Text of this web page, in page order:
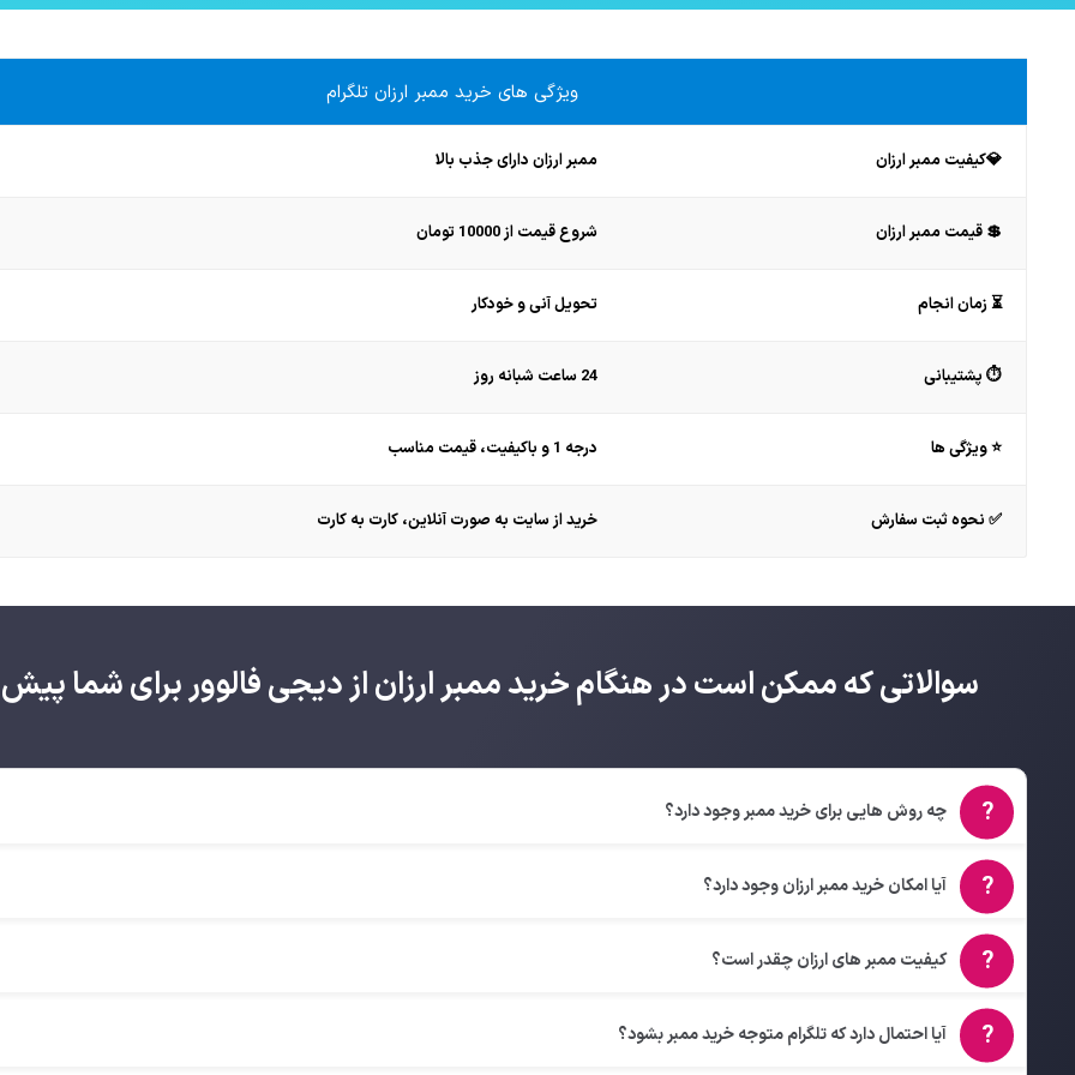
ویژگی های خرید ممبر ارزان تلگرام
💎کیفیت ممبر ارزان ممبر ارزان دارای جذب بالا
💲 قیمت ممبر ارزان شروع قیمت از 10000 تومان
⏳ زمان انجام تحویل آنی و خودکار
⏱ پشتیبانی 24 ساعت شبانه روز
⭐️ ویژگی ها درجه 1 و باکیفیت، قیمت مناسب
✅ نحوه ثبت سفارش خرید از سایت به صورت آنلاین، کارت به کارت
سوالاتی که ممکن است در هنگام خرید ممبر ارزان از دیجی فالوور برای شما پیش
چه روش هایی برای خرید ممبر وجود دارد؟
آیا امکان خرید ممبر ارزان وجود دارد؟
کیفیت ممبر های ارزان چقدر است؟
آیا احتمال دارد که تلگرام متوجه خرید ممبر بشود؟